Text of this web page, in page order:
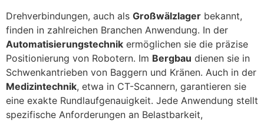
Drehverbindungen, auch als Großwälzlager bekannt,
finden in zahlreichen Branchen Anwendung. In der
Automatisierungstechnik ermöglichen sie die präzise
Positionierung von Robotern. Im Bergbau dienen sie in
Schwenkantrieben von Baggern und Kränen. Auch in der
Medizintechnik, etwa in CT-Scannern, garantieren sie
eine exakte Rundlaufgenauigkeit. Jede Anwendung stellt
spezifische Anforderungen an Belastbarkeit,